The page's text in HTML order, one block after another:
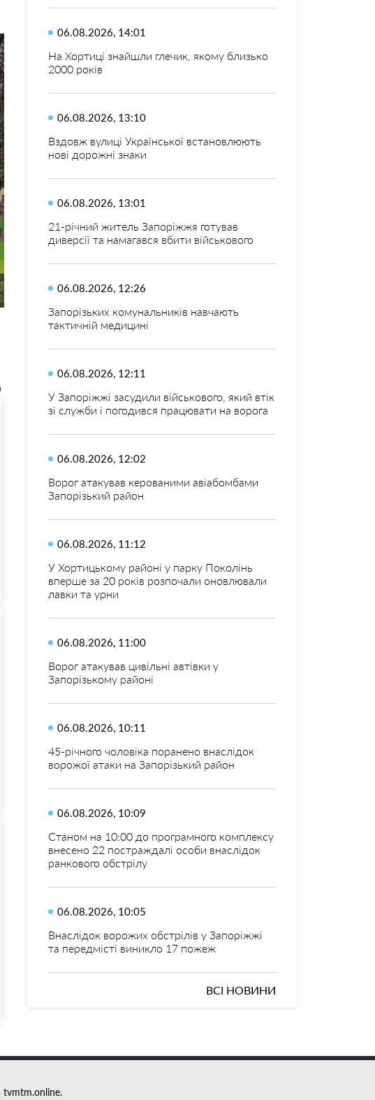
06.08.2026, 14:01
На Хортиці знайшли глечик, якому близько
2000 років
06.08.2026, 13:10
Вздовж вулиці Української встановлюють
нові дорожні знаки
06.08.2026, 13:01
21-річний житель Запоріжжя готував
диверсії та намагався вбити військового
06.08.2026, 12:26
Запорізьких комунальників навчають
тактичній медицині
06.08.2026, 12:11
У Запоріжжі засудили військового, який втік
зі служби і погодився працювати на ворога
06.08.2026, 12:02
Ворог атакував керованими авіабомбами
Запорізький район
06.08.2026, 11:12
У Хортицькому районі у парку Поколінь
вперше за 20 років розпочали оновлювали
лавки та урни
06.08.2026, 11:00
Ворог атакував цивільні автівки у
Запорізькому районі
06.08.2026, 10:11
45-річного чоловіка поранено внаслідок
ворожої атаки на Запорізький район
06.08.2026, 10:09
Станом на 10:00 до програмного комплексу
внесено 22 постраждалі особи внаслідок
ранкового обстрілу
06.08.2026, 10:05
Внаслідок ворожих обстрілів у Запоріжжі
та передмісті виникло 17 пожеж
ВСІ НОВИНИ
tvmtm.online.